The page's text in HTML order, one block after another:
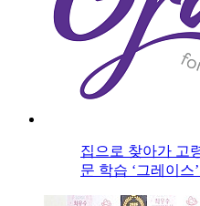
집으로 찾아가 고
문 학습 ‘그레이스’